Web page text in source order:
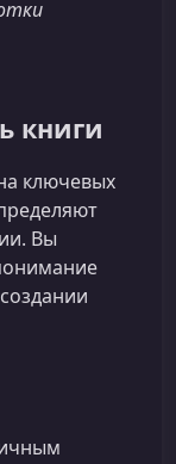
книги
ключевых
Вы